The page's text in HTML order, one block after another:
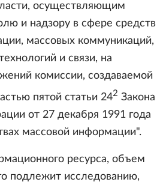
осуществляющим
и надзору в сфере средств
массовых коммуникаций,
и связи, на
комиссии, создаваемой
пятой статьи 242 Закона
от 27 декабря 1991 года
массовой информации".
ресурса, объем
подлежит исследованию,